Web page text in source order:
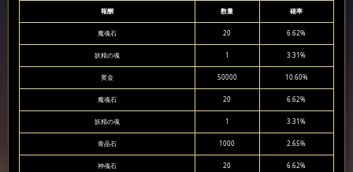
報酬 数量 確率
魔魂石 20 6.62%
妖精の魂 1 3.31%
黄金 50000 10.60%
魔魂石 20 6.62%
妖精の魂 1 3.31%
青晶石 1000 2.65%
神魂石 20 6.62%